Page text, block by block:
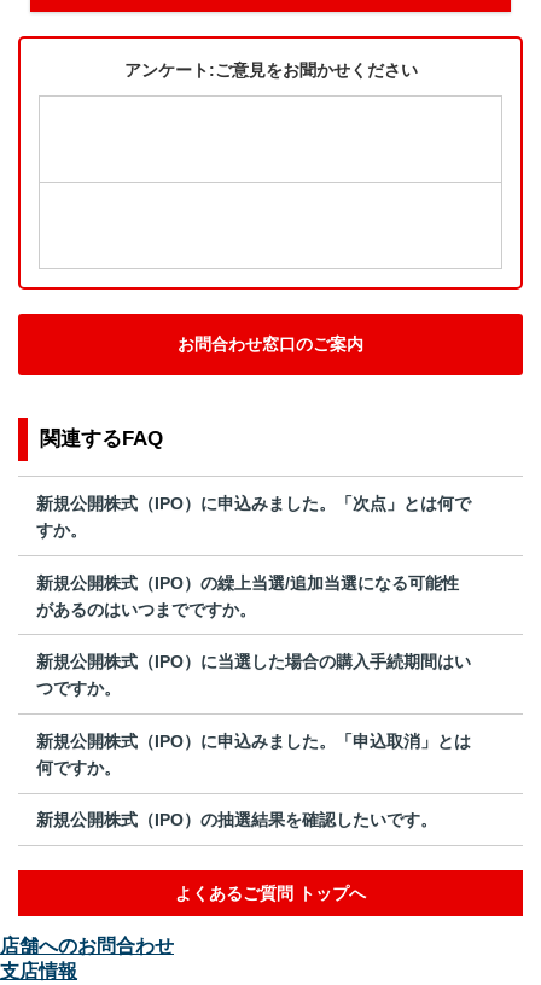
アンケート:ご意見をお聞かせください
お問合わせ窓口のご案内
関連するFAQ
新規公開株式（IPO）に申込みました。「次点」とは何で
すか。
新規公開株式（IPO）の繰上当選/追加当選になる可能性
があるのはいつまでですか。
新規公開株式（IPO）に当選した場合の購入手続期間はい
つですか。
新規公開株式（IPO）に申込みました。「申込取消」とは
何ですか。
新規公開株式（IPO）の抽選結果を確認したいです。
よくあるご質問 トップへ
店舗へのお問合わせ
支店情報